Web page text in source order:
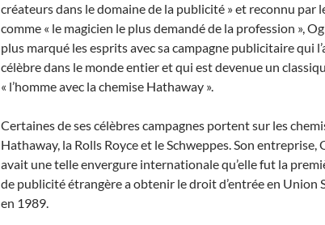
créateurs dans le domaine de la publicité » et reconnu par
comme « le magicien le plus demandé de la profession »,
plus marqué les esprits avec sa campagne publicitaire qui
célèbre dans le monde entier et qui est devenue un
« l’homme avec la chemise Hathaway ».
Certaines de ses célèbres campagnes portent sur les
Hathaway, la Rolls Royce et le Schweppes. Son entreprise,
avait une telle envergure internationale qu’elle fut la
de publicité étrangère a obtenir le droit d’entrée en Union
en 1989.